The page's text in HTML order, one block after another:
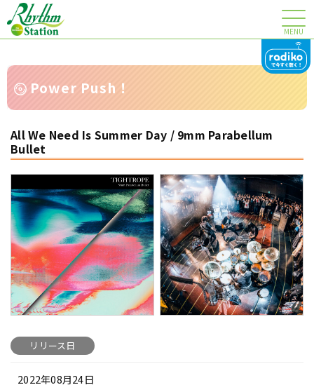
MENU
Power Push！
All We Need Is Summer Day / 9mm Parabellum
Bullet
リリース日
2022年08月24日